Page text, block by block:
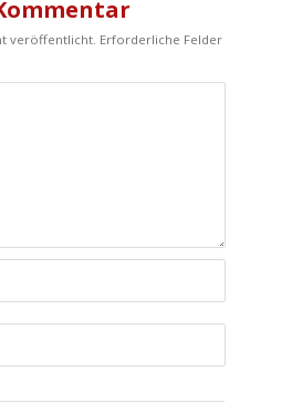
veröffentlicht. Erforderliche Felder